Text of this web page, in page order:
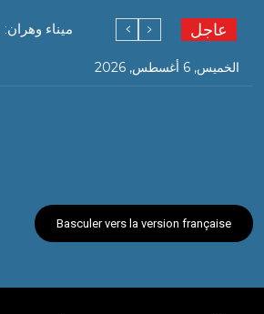
عاجل ميناء
الخميس, 6 أغسطس, 2026
Basculer vers la version française